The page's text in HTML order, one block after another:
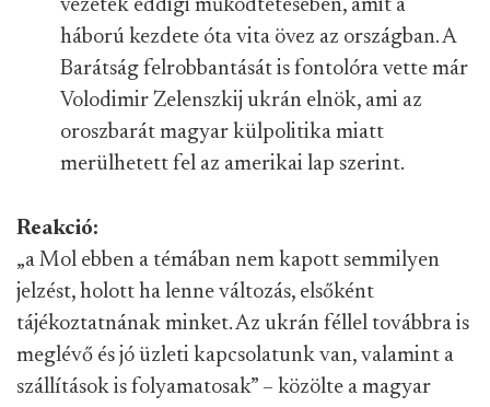
vezeték eddigi működtetésében, amit a
háború kezdete óta vita övez az országban. A
Barátság felrobbantását is fontolóra vette már
Volodimir Zelenszkij ukrán elnök, ami az
oroszbarát magyar külpolitika miatt
merülhetett fel az amerikai lap szerint.
Reakció:
„a Mol ebben a témában nem kapott semmilyen
jelzést, holott ha lenne változás, elsőként
tájékoztatnának minket. Az ukrán féllel továbbra is
meglévő és jó üzleti kapcsolatunk van, valamint a
szállítások is folyamatosak” – közölte a magyar